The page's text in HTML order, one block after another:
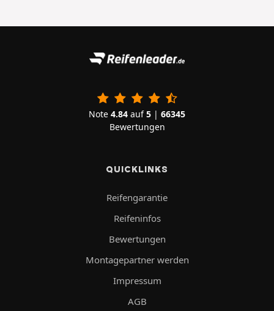
Note 4.84 auf5 | 66345
Bewertungen
QUICKLINKS
Reifengarantie
Reifeninfos
Bewertungen
Montagepartner werden
Impressum
AGB